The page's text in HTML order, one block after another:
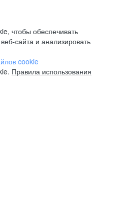
чтобы обеспечивать
сайта и анализировать
cookie
Правила использования